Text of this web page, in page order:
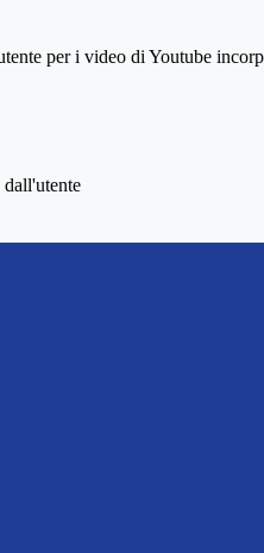
per i video di Youtube